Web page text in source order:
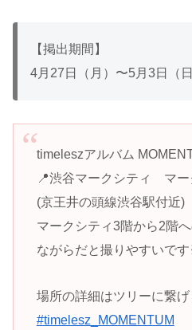
【掲出期間】
4月27日（月）〜5月3日（日
timeleszアルバム
📍渋谷マークシティ マー
(京王井の頭線渋谷駅付近)
マークシティ3階から2階
ながらだと撮りやすいで
場所の詳細はツリーに繋げ
#timelesz_MOMENTUM